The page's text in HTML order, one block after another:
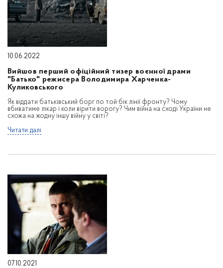
10.06.2022
Вийшов перший офіційний тизер воєнної драми
"Батько" режисера Володимира Харченка-
Куликовського
Як віддати батьківський борг по той бік лінії фронту? Чому
вбиватиме лікар і коли вірити ворогу? Чим війна на сході України не
схожа на жодну іншу війну у світі?
Читати далі
07.10.2021